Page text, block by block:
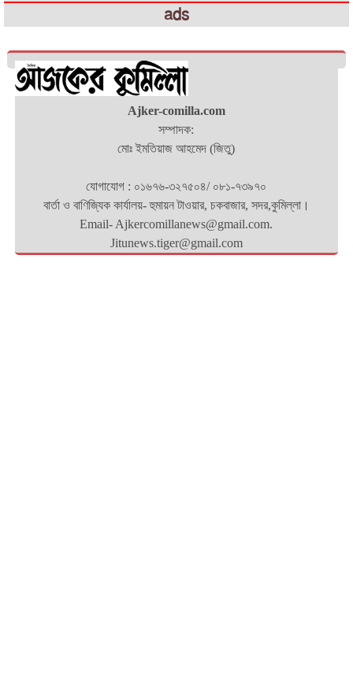
ads
Ajker-comilla.com
সম্পাদক:
মোঃ ইমতিয়াজ আহমেদ (জিতু)
যোগাযোগ : ০১৬৭৬-৩২৭৫০৪/ ০৮১-৭৩৯৭০
বার্তা ও বাণিজ্যিক কার্যালয়- হুমায়ন টাওয়ার, চকবাজার, সদর,কুমিল্লা।
Email- Ajkercomillanews@gmail.com.
Jitunews.tiger@gmail.com